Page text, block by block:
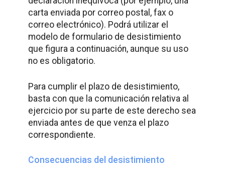
carta enviada por correo postal, fax o
correo electrónico). Podrá utilizar el
modelo de formulario de desistimiento
que figura a continuación, aunque su uso
no es obligatorio.
Para cumplir el plazo de desistimiento,
basta con que la comunicación relativa al
ejercicio por su parte de este derecho sea
enviada antes de que venza el plazo
correspondiente.
Consecuencias del desistimiento